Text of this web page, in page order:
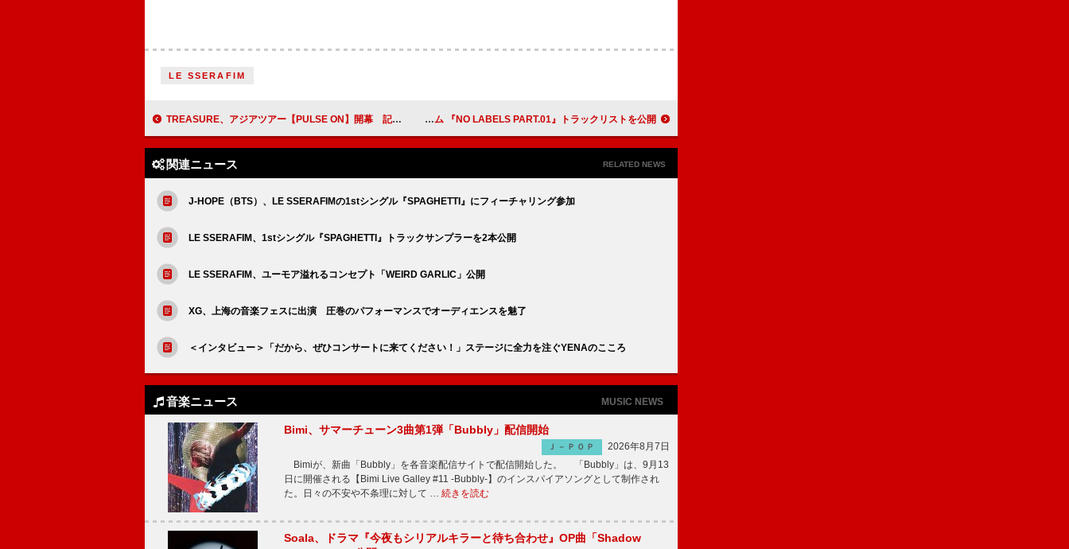
LE SSERAFIM
TREASURE、アジアツアー【PULSE ON】開幕 記憶に残る8つの瞬間 YEONJUN（TOMORROW X TOGETHER）、1stミニアルバム 『NO LABELS PART.01』トラックリストを公開
関連ニュース RELATED NEWS
J-HOPE（BTS）、LE SSERAFIMの1stシングル『SPAGHETTI』にフィーチャリング参加
LE SSERAFIM、1stシングル『SPAGHETTI』トラックサンプラーを2本公開
LE SSERAFIM、ユーモア溢れるコンセプト「WEIRD GARLIC」公開
XG、上海の音楽フェスに出演 圧巻のパフォーマンスでオーディエンスを魅了
＜インタビュー＞「だから、ぜひコンサートに来てください！」ステージに全力を注ぐYENAのこころ
音楽ニュース MUSIC NEWS
Bimi、サマーチューン3曲第1弾「Bubbly」配信開始
Ｊ－ＰＯＰ
2026年8月7日
Bimiが、新曲「Bubbly」を各音楽配信サイトで配信開始した。 「Bubbly」は、9月13
日に開催される【Bimi Live Galley #11 -Bubbly-】のインスパイアソングとして制作され
た。日々の不安や不条理に対して … 続きを読む
Soala、ドラマ『今夜もシリアルキラーと待ち合わせ』OP曲「Shadow